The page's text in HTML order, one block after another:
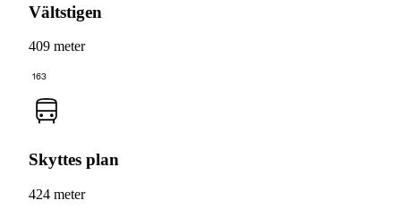
Vältstigen
409 meter
163
Skyttes plan
424 meter